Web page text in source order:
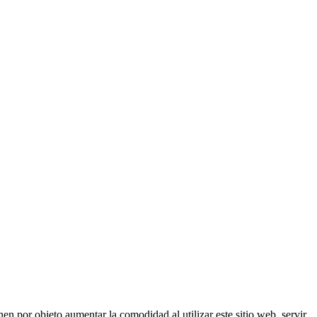
por objeto aumentar la comodidad al utilizar este sitio web, servir